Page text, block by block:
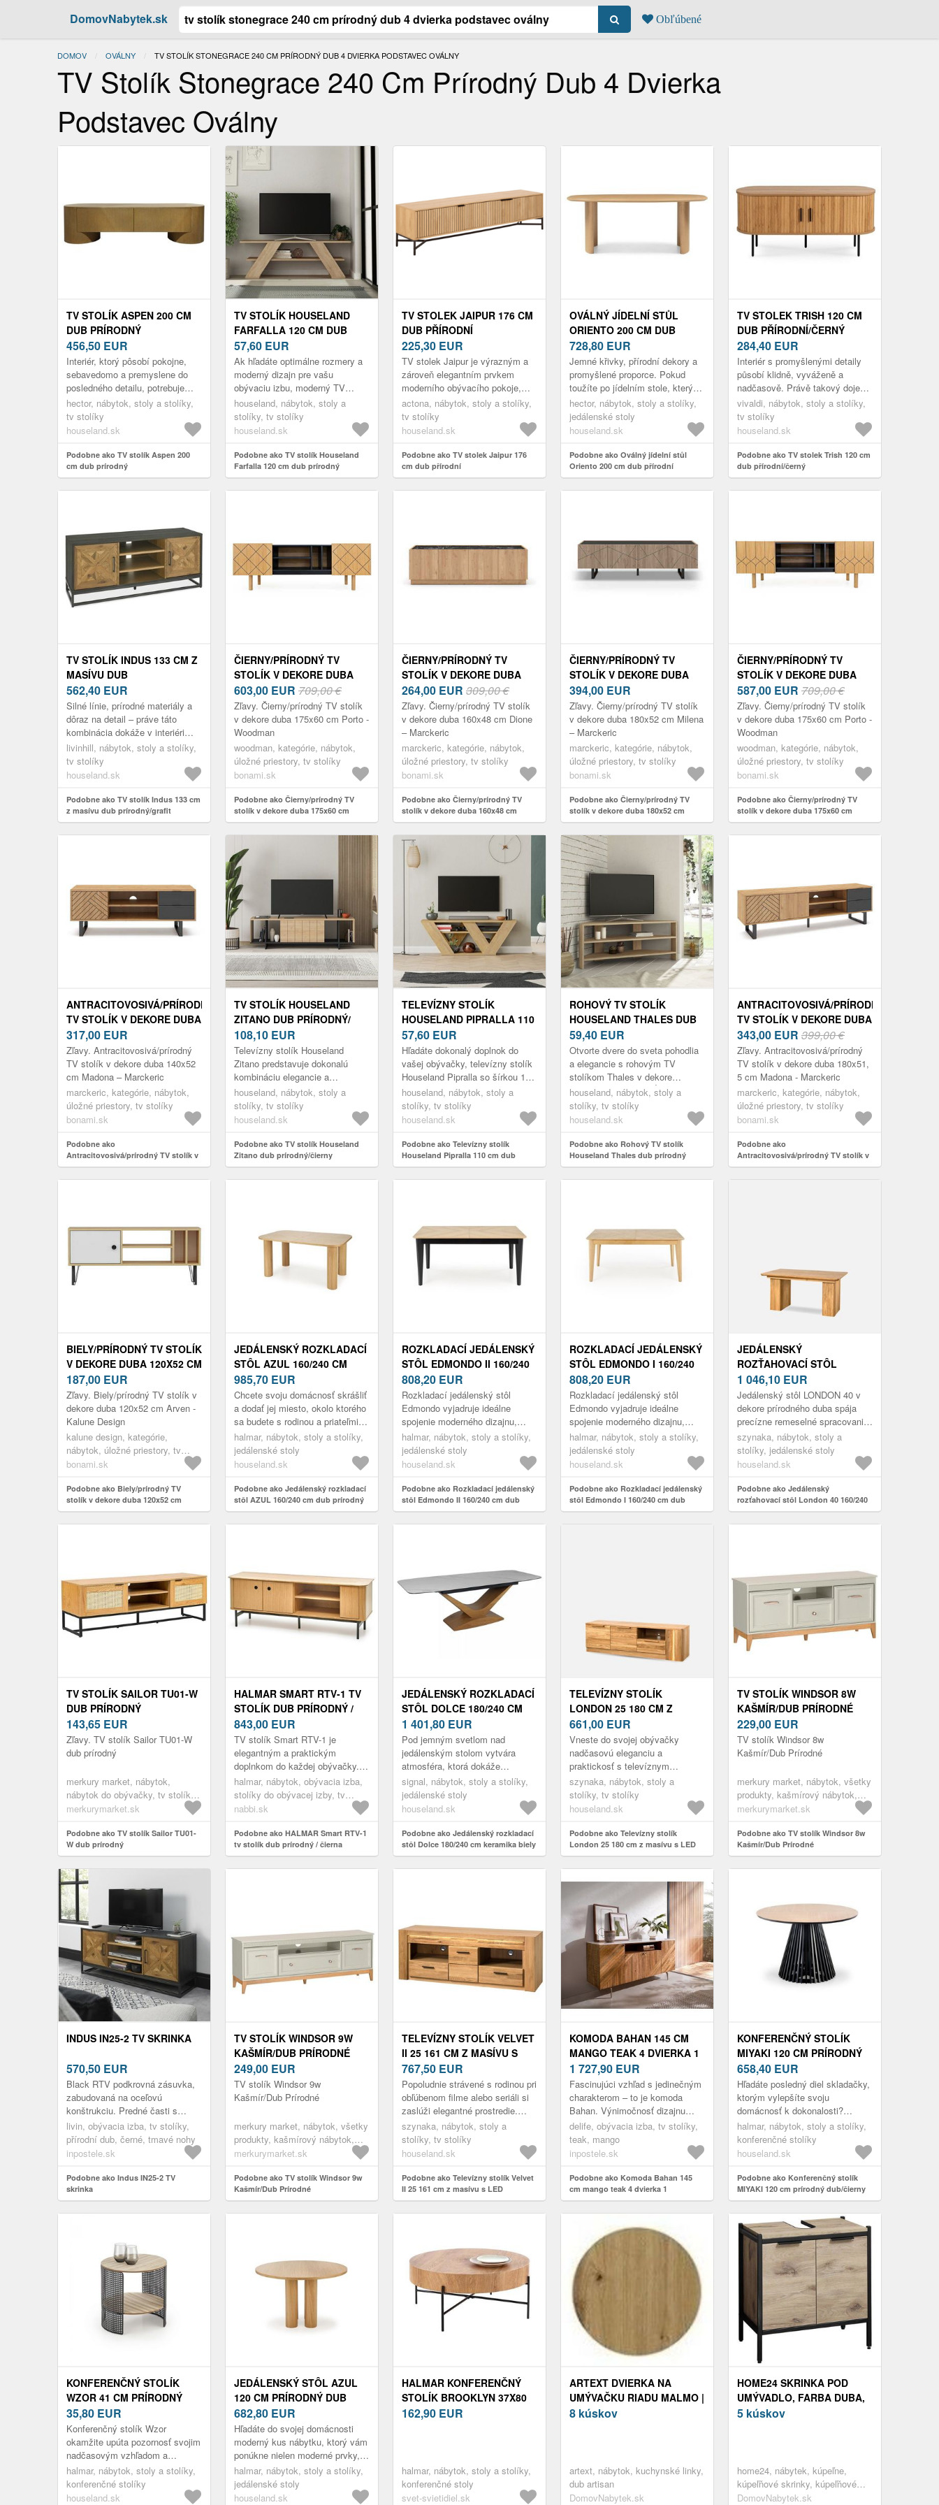
DomovNabytek.sk Obľúbené
DOMOV OVÁLNY ACTUAL:
TV STOLÍK STONEGRACE 240 CM PRÍRODNÝ DUB 4 DVIERKA PODSTAVEC OVÁLNY
TV Stolík Stonegrace 240 Cm Prírodný Dub 4 Dvierka
Podstavec Oválny
TV STOLÍK ASPEN 200 CM
DUB PRÍRODNÝ
456,50 EUR
Interiér, ktorý pôsobí pokojne,
sebavedomo a premyslene do
posledného detailu, potrebuje
nábytok s charakterom.
Televízny stolík Aspen prináša
poci...
hector, nábytok, stoly a stolíky,
tv stolíky
houseland.sk
Podobne ako TV stolík Aspen 200
cm dub prírodný
TV STOLÍK HOUSELAND
FARFALLA 120 CM DUB
PRÍRODNÝ
57,60 EUR
Ak hľadáte optimálne rozmery a
moderný dizajn pre vašu
obývaciu izbu, moderný TV
stolík Houseland Farfalla sa zdá
byť ideálnou voľbou. Jeho
jednodu...
houseland, nábytok, stoly a
stolíky, tv stolíky
houseland.sk
Podobne ako TV stolík Houseland
Farfalla 120 cm dub prírodný
TV STOLEK JAIPUR 176 CM
DUB PŘÍRODNÍ
225,30 EUR
TV stolek Jaipur je výrazným a
zároveň elegantním prvkem
moderního obývacího pokoje,
který zaujme precizním
zpracováním a důrazem na
detail. Jeho d...
actona, nábytok, stoly a stolíky,
tv stolíky
houseland.sk
Podobne ako TV stolek Jaipur 176
cm dub přírodní
OVÁLNÝ JÍDELNÍ STŮL
ORIENTO 200 CM DUB
PŘÍRODNÍ
728,80 EUR
Jemné křivky, přírodní dekory a
promyšlené proporce. Pokud
toužíte po jídelním stole, který
spojuje moderní tvary s teplem
přírodního dekoru, Orien...
hector, nábytok, stoly a stolíky,
jedálenské stoly
houseland.sk
Podobne ako Oválný jídelní stůl
Oriento 200 cm dub přírodní
TV STOLEK TRISH 120 CM
DUB PŘÍRODNÍ/ČERNÝ
284,40 EUR
Interiér s promyšlenými detaily
působí klidně, vyváženě a
nadčasově. Právě takový dojem
vytváří TV stolek Trish, který
kombinuje přirozený dekor dř...
vivaldi, nábytok, stoly a stolíky,
tv stolíky
houseland.sk
Podobne ako TV stolek Trish 120 cm
dub přírodní/černý
TV STOLÍK INDUS 133 CM Z
MASÍVU DUB
PRÍRODNÝ/GRAFIT
562,40 EUR
Silné línie, prírodné materiály a
dôraz na detail – práve táto
kombinácia dokáže v interiéri
vytvoriť atmosféru, ktorá na prvý
pohľad zaujme a záro...
livinhill, nábytok, stoly a stolíky,
tv stolíky
houseland.sk
Podobne ako TV stolík Indus 133 cm
z masívu dub prírodný/grafit
ČIERNY/PRÍRODNÝ TV
STOLÍK V DEKORE DUBA
175X60 CM PORTO -
WOODMAN
603,00 EUR 709,00 €
Zľavy. Čierny/prírodný TV stolík
v dekore duba 175x60 cm Porto -
Woodman
woodman, kategórie, nábytok,
úložné priestory, tv stolíky
bonami.sk
Podobne ako Čierny/prírodný TV
stolík v dekore duba 175x60 cm
Porto - Woodman
ČIERNY/PRÍRODNÝ TV
STOLÍK V DEKORE DUBA
160X48 CM DIONE –
MARCKERIC
264,00 EUR 309,00 €
Zľavy. Čierny/prírodný TV stolík
v dekore duba 160x48 cm Dione
– Marckeric
marckeric, kategórie, nábytok,
úložné priestory, tv stolíky
bonami.sk
Podobne ako Čierny/prírodný TV
stolík v dekore duba 160x48 cm
Dione – Marckeric
ČIERNY/PRÍRODNÝ TV
STOLÍK V DEKORE DUBA
180X52 CM MILENA –
MARCKERIC
394,00 EUR
Zľavy. Čierny/prírodný TV stolík
v dekore duba 180x52 cm Milena
– Marckeric
marckeric, kategórie, nábytok,
úložné priestory, tv stolíky
bonami.sk
Podobne ako Čierny/prírodný TV
stolík v dekore duba 180x52 cm
Milena – Marckeric
ČIERNY/PRÍRODNÝ TV
STOLÍK V DEKORE DUBA
175X60 CM PORTO -
WOODMAN
587,00 EUR 709,00 €
Zľavy. Čierny/prírodný TV stolík
v dekore duba 175x60 cm Porto -
Woodman
woodman, kategórie, nábytok,
úložné priestory, tv stolíky
bonami.sk
Podobne ako Čierny/prírodný TV
stolík v dekore duba 175x60 cm
Porto - Woodman
ANTRACITOVOSIVÁ/PRÍRODNÝ
TV STOLÍK V DEKORE DUBA
140X52 CM MADONA –
MARCKERIC
317,00 EUR
Zľavy. Antracitovosivá/prírodný
TV stolík v dekore duba 140x52
cm Madona – Marckeric
marckeric, kategórie, nábytok,
úložné priestory, tv stolíky
bonami.sk
Podobne ako
Antracitovosivá/prírodný TV stolík v
dekore duba 140x52 cm Madona –
Marckeric
TV STOLÍK HOUSELAND
ZITANO DUB PRÍRODNÝ/
ČIERNY
108,10 EUR
Televízny stolík Houseland
Zitano predstavuje dokonalú
kombináciu elegancie a
moderného dizajnu. Jeho
povrchy v dekore dubu a čiernej
farby nielenž...
houseland, nábytok, stoly a
stolíky, tv stolíky
houseland.sk
Podobne ako TV stolík Houseland
Zitano dub prírodný/čierny
TELEVÍZNY STOLÍK
HOUSELAND PIPRALLA 110
CM DUB PRÍRODNÝ
57,60 EUR
Hľadáte dokonalý doplnok do
vašej obývačky, televízny stolík
Houseland Pipralla so šírkou 110
cm je presne to pravé.
Ohromujúci TV stojan, ktorý po...
houseland, nábytok, stoly a
stolíky, tv stolíky
houseland.sk
Podobne ako Televízny stolík
Houseland Pipralla 110 cm dub
prírodný
ROHOVÝ TV STOLÍK
HOUSELAND THALES DUB
PRÍRODNÝ
59,40 EUR
Otvorte dvere do sveta pohodlia
a elegancie s rohovým TV
stolíkom Thales v dekore
prírodného duba. S dĺžkou 110
cm a moderným dizajnom
prináša tent...
houseland, nábytok, stoly a
stolíky, tv stolíky
houseland.sk
Podobne ako Rohový TV stolík
Houseland Thales dub prírodný
ANTRACITOVOSIVÁ/PRÍRODNÝ
TV STOLÍK V DEKORE DUBA
180X51, 5 CM MADONA -
MARCKERIC
343,00 EUR 399,00 €
Zľavy. Antracitovosivá/prírodný
TV stolík v dekore duba 180x51,
5 cm Madona - Marckeric
marckeric, kategórie, nábytok,
úložné priestory, tv stolíky
bonami.sk
Podobne ako
Antracitovosivá/prírodný TV stolík v
dekore duba 180x51, 5 cm Madona -
BIELY/PRÍRODNÝ TV STOLÍK
V DEKORE DUBA 120X52 CM
ARVEN - KALUNE DESIGN
187,00 EUR
Zľavy. Biely/prírodný TV stolík v
dekore duba 120x52 cm Arven -
Kalune Design
kalune design, kategórie,
nábytok, úložné priestory, tv
stolíky
bonami.sk
Podobne ako Biely/prírodný TV
stolík v dekore duba 120x52 cm
Arven - Kalune Design
JEDÁLENSKÝ ROZKLADACÍ
STÔL AZUL 160/240 CM
DUB PRÍRODNÝ
985,70 EUR
Chcete svoju domácnosť skrášliť
a dodať jej miesto, okolo ktorého
sa budete s rodinou a priateľmi
stretávať? Mať miesto, kde si
dáte spoločne raňaj...
halmar, nábytok, stoly a stolíky,
jedálenské stoly
houseland.sk
Podobne ako Jedálenský rozkladací
stôl AZUL 160/240 cm dub prírodný
ROZKLADACÍ JEDÁLENSKÝ
STÔL EDMONDO II 160/240
CM DUB PRÍRODNÝ/BUK
808,20 EUR
Rozkladací jedálenský stôl
Edmondo vyjadruje ideálne
spojenie moderného dizajnu,
prírodných materiálov a
praktickej funkčnosti. Tento
rozkladací st...
halmar, nábytok, stoly a stolíky,
jedálenské stoly
houseland.sk
Podobne ako Rozkladací jedálenský
stôl Edmondo II 160/240 cm dub
prírodný/buk
ROZKLADACÍ JEDÁLENSKÝ
STÔL EDMONDO I 160/240
CM DUB PRÍRODNÝ/BUK
808,20 EUR
Rozkladací jedálenský stôl
Edmondo vyjadruje ideálne
spojenie moderného dizajnu,
prírodných materiálov a
praktickej funkčnosti. Tento
rozkladací st...
halmar, nábytok, stoly a stolíky,
jedálenské stoly
houseland.sk
Podobne ako Rozkladací jedálenský
stôl Edmondo I 160/240 cm dub
prírodný/buk
JEDÁLENSKÝ
ROZŤAHOVACÍ STÔL
LONDON 40 160/240 CM Z
MASÍVU DUB PRÍRODNÝ
1 046,10 EUR
Jedálenský stôl LONDON 40 v
dekore prírodného duba spája
precízne remeselné spracovanie
s premyslenou funkčnosťou.
Masívne drevo vyniká jedinečnou
...
szynaka, nábytok, stoly a
stolíky, jedálenské stoly
houseland.sk
Podobne ako Jedálenský
rozťahovací stôl London 40 160/240
cm z masívu dub prírodný
TV STOLÍK SAILOR TU01-W
DUB PRÍRODNÝ
143,65 EUR
Zľavy. TV stolík Sailor TU01-W
dub prírodný
merkury market, nábytok,
nábytok do obývačky, tv stolíky,
všetky produkty
merkurymarket.sk
Podobne ako TV stolík Sailor TU01-
W dub prírodný
HALMAR SMART RTV-1 TV
STOLÍK DUB PRÍRODNÝ /
ČIERNA
843,00 EUR
TV stolík Smart RTV-1 je
elegantným a praktickým
doplnkom do každej obývačky. S
jeho prirodzenou dubovou a
čiernou farbou sa hodí do
rôznych interi...
halmar, nábytok, obývacia izba,
stolíky do obývacej izby, tv
stolíky
nabbi.sk
Podobne ako HALMAR Smart RTV-1
tv stolík dub prírodný / čierna
JEDÁLENSKÝ ROZKLADACÍ
STÔL DOLCE 180/240 CM
KERAMIKA BIELY
MRAMOR/DUB PRÍRODNÝ
1 401,80 EUR
Pod jemným svetlom nad
jedálenským stolom vytvára
atmosféra, ktorá dokáže
premeniť bežné chvíle na
nezabudnuteľné okamihy. A
presne pre takéto mome...
signal, nábytok, stoly a stolíky,
jedálenské stoly
houseland.sk
Podobne ako Jedálenský rozkladací
stôl Dolce 180/240 cm keramika biely
mramor/dub prírodný
TELEVÍZNY STOLÍK
LONDON 25 180 CM Z
MASÍVU S LED OSVETLENÍM
DUB PRÍRODNÝ
661,00 EUR
Vneste do svojej obývačky
nadčasovú eleganciu a
praktickosť s televíznym
stolíkom London 25. Tento
starostlivo spracovaný kus
nábytku kombinuje prí...
szynaka, nábytok, stoly a
stolíky, tv stolíky
houseland.sk
Podobne ako Televízny stolík
London 25 180 cm z masívu s LED
osvetlením dub prírodný
TV STOLÍK WINDSOR 8W
KAŠMÍR/DUB PRÍRODNÉ
229,00 EUR
TV stolík Windsor 8w
Kašmír/Dub Prírodné
merkury market, nábytok, všetky
produkty, kašmírový nábytok,
nábytok do obývačky, tv stolíky
merkurymarket.sk
Podobne ako TV stolík Windsor 8w
Kašmír/Dub Prírodné
INDUS IN25-2 TV SKRINKA
570,50 EUR
Black RTV podkrovná zásuvka,
zabudovaná na oceľovú
konštrukciu. Predné časti s
vykladanými X sú vyrobené z
pevného bieleho dubového dreva
s jasnou ...
livin, obývacia izba, tv stolíky,
přírodní dub, černé, tmavé nohy
inpostele.sk
Podobne ako Indus IN25-2 TV
skrinka
TV STOLÍK WINDSOR 9W
KAŠMÍR/DUB PRÍRODNÉ
249,00 EUR
TV stolík Windsor 9w
Kašmír/Dub Prírodné
merkury market, nábytok, všetky
produkty, kašmírový nábytok,
nábytok do obývačky, tv stolíky
merkurymarket.sk
Podobne ako TV stolík Windsor 9w
Kašmír/Dub Prírodné
TELEVÍZNY STOLÍK VELVET
II 25 161 CM Z MASÍVU S
LED OSVETLENÍM DUB
PRÍRODNÝ
767,50 EUR
Popoludnie strávené s rodinou pri
obľúbenom filme alebo seriáli si
zaslúži elegantné prostredie.
Televízny stolík Velvet 25 s
rustikálnym nádychom ...
szynaka, nábytok, stoly a
stolíky, tv stolíky
houseland.sk
Podobne ako Televízny stolík Velvet
II 25 161 cm z masívu s LED
osvetlením dub prírodný
KOMODA BAHAN 145 CM
MANGO TEAK 4 DVIERKA 1
PRIEHRADKA MRAMOROVÁ
DOSKA
1 727,90 EUR
Fascinujúci vzhľad s jedinečným
charakterom – to je komoda
Bahan. Výnimočnosť dizajnu
spočíva v nezvyčajnej
kombinácii materiálov s
mramorom. Odkla...
delife, obývacia izba, tv stolíky,
teak, mango
inpostele.sk
Podobne ako Komoda Bahan 145
cm mango teak 4 dvierka 1
priehradka mramorová doska
KONFERENČNÝ STOLÍK
MIYAKI 120 CM PRÍRODNÝ
DUB/ČIERNY
658,40 EUR
Hľadáte posledný diel skladačky,
ktorým vylepšíte svoju
domácnosť k dokonalosti?
Naskytne sa vám dizajnový
konferenčný stolík Miyaki, ktorý
vašej d...
halmar, nábytok, stoly a stolíky,
konferenčné stolíky
houseland.sk
Podobne ako Konferenčný stolík
MIYAKI 120 cm prírodný dub/čierny
KONFERENČNÝ STOLÍK
WZOR 41 CM PRÍRODNÝ
DUB/ČIERNY
35,80 EUR
Konferenčný stolík Wzor
okamžite upúta pozornosť svojim
nadčasovým vzhľadom a
praktickým riešením, ktoré
dokonale ladí s modernými
interiérmi. Vďak...
halmar, nábytok, stoly a stolíky,
konferenčné stolíky
houseland.sk
JEDÁLENSKÝ STÔL AZUL
120 CM PRÍRODNÝ DUB
682,80 EUR
Hľadáte do svojej domácnosti
moderný kus nábytku, ktorý vám
ponúkne nielen moderné prvky,
ale aj praktické využitie? Miesto,
kde sa budete schádzať...
halmar, nábytok, stoly a stolíky,
jedálenské stoly
houseland.sk
HALMAR KONFERENČNÝ
STOLÍK BROOKLYN 37X80
CM PRÍRODNÝ DUB/ČIERNA
162,90 EUR
halmar, nábytok, stoly a stolíky,
konferenčné stoly
svet-svietidiel.sk
ARTEXT DVIERKA NA
UMÝVAČKU RIADU MALMO |
ZM 45 FARBA KORPUSU:
8 kúskov
artext, nábytok, kuchynské linky,
dub artisan
DomovNabytek.sk
HOME24 SKRINKA POD
UMÝVADLO, FARBA DUBA,
FARBA DUBA, 60/60/35 CM
5 kúskov
home24, nábytek, kúpeľne,
kúpeľňové skrinky, kúpeľňové
programy, kompozitné drevo
DomovNabytek.sk